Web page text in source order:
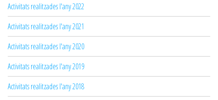
Activitats realitzades l'any 2022
Activitats realitzades l'any 2021
Activitats realitzades l'any 2020
Activitats realitzades l'any 2019
Activitats realitzades l'any 2018